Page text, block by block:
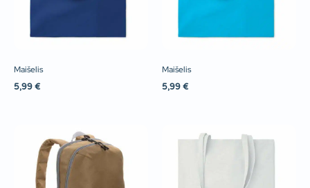
Maišelis
5,99 €
Maišelis
5,99 €